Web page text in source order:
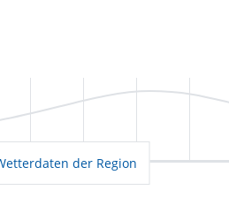
der Region